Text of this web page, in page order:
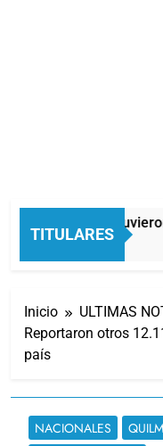
TITULARES
Quilmes:
11 Horas Atrás
Inicio
ULTIMAS
Reportaron otros
país
NACIONALES